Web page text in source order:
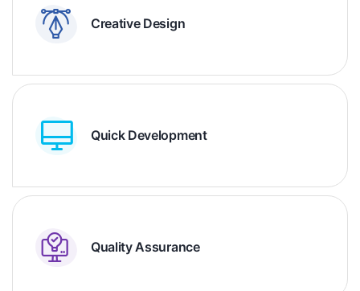
Creative Design
Quick Development
Quality Assurance